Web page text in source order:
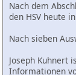
Nach dem
den HSV heute
Nach sieben
Joseph Kuhnert
Informationen